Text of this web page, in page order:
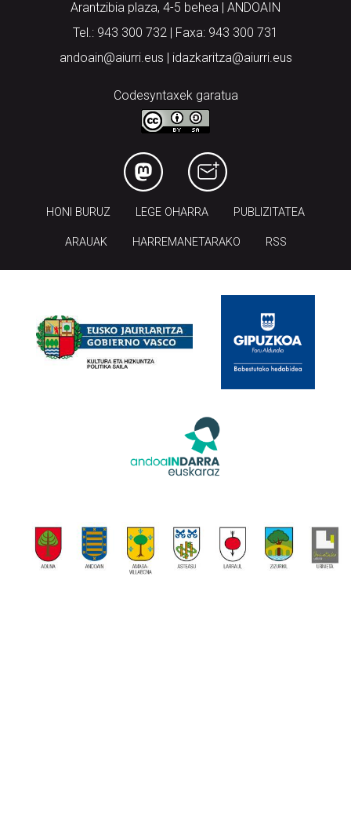
Arantzibia plaza, 4-5 behea | ANDOAIN
Tel.: 943 300 732 | Faxa: 943 300 731
andoain@aiurri.eus | idazkaritza@aiurri.eus
Codesyntaxek garatua
HONI BURUZ LEGE OHARRA PUBLIZITATEA
ARAUAK HARREMANETARAKO RSS